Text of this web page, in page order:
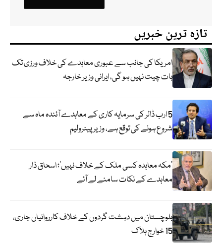
تازہ ترین خبریں
امریکا کی جانب سے عبوری معاہدے کی خلاف ورزی تک
بات چیت نہیں ہو گی، ایرانی وزیر خارجہ
5 ارب ڈالر کی سرمایہ کاری کے معاہدے آئندہ ماہ سے
شروع ہونے کی توقع ہے، وزیر پیٹرولیم
‘مکہ معاہدہ کسی ملک کے خلاف نہیں’؛ اسحاق ڈار
معاہدے کے نکات سامنے لے آئے
بلوچستان میں دہشت گردوں کے خلاف کارروائیاں جاری،
15 خوارج ہلاک